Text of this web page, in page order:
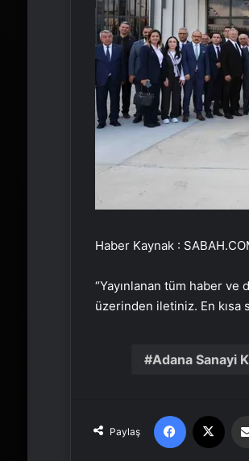
Haber Kaynak :
“Yayınlanan tüm haber
üzerinden iletiniz. En kısa
Adana Sanayi
Paylaş
Facebook